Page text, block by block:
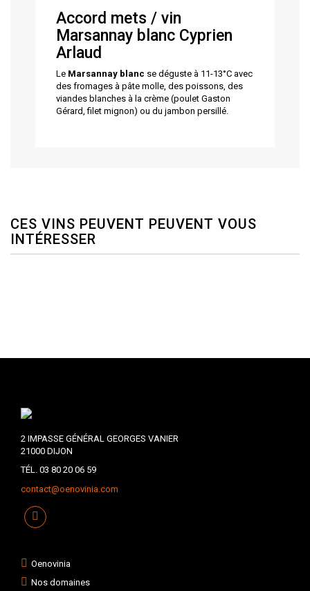
Accord mets / vin
Marsannay blanc Cyprien
Arlaud
Le Marsannay blanc se déguste à 11-13°C avec
des fromages à pâte molle, des poissons, des
viandes blanches à la crème (poulet Gaston
Gérard, filet mignon) ou du jambon persillé.
CES VINS PEUVENT PEUVENT VOUS
INTÉRESSER
2 IMPASSE GÉNÉRAL GEORGES VANIER
21000 DIJON
TÉL. 03 80 20 06 59
contact@oenovinia.com
Oenovinia
Nos domaines